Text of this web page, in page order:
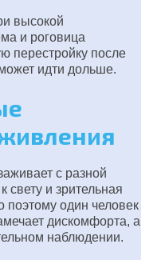
высокой
и роговица
перестройку после
идти дольше.
с разной
свету и зрительная
поэтому один человек
дискомфорта, а
наблюдении.